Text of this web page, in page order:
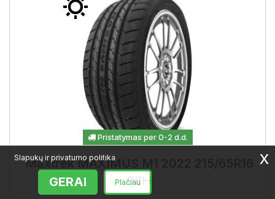
Pristatymas per 0-2 d.d.
Maxtrek MAXIMUS M1 2022 215/65R16
98H
Slapukų ir privatumo politika
GERAI Plačiau
x